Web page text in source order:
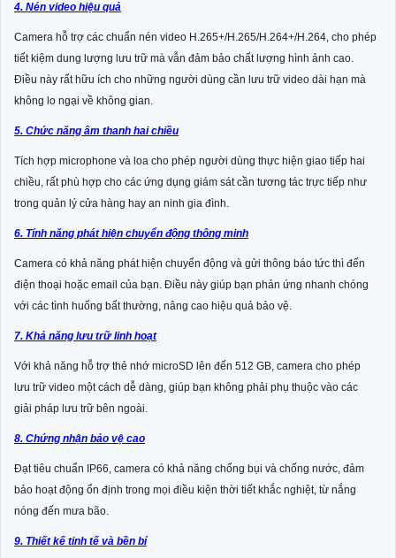
4. Nén video hiệu quả
Camera hỗ trợ các chuẩn nén video H.265+/H.265/H.264+/H.264, cho phép
tiết kiệm dung lượng lưu trữ mà vẫn đảm bảo chất lượng hình ảnh cao.
Điều này rất hữu ích cho những người dùng cần lưu trữ video dài hạn mà
không lo ngại về không gian.
5. Chức năng âm thanh hai chiều
Tích hợp microphone và loa cho phép người dùng thực hiện giao tiếp hai
chiều, rất phù hợp cho các ứng dụng giám sát cần tương tác trực tiếp như
trong quản lý cửa hàng hay an ninh gia đình.
6. Tính năng phát hiện chuyển động thông minh
Camera có khả năng phát hiện chuyển động và gửi thông báo tức thì đến
điện thoại hoặc email của bạn. Điều này giúp bạn phản ứng nhanh chóng
với các tình huống bất thường, nâng cao hiệu quả bảo vệ.
7. Khả năng lưu trữ linh hoạt
Với khả năng hỗ trợ thẻ nhớ microSD lên đến 512 GB, camera cho phép
lưu trữ video một cách dễ dàng, giúp bạn không phải phụ thuộc vào các
giải pháp lưu trữ bên ngoài.
8. Chứng nhận bảo vệ cao
Đạt tiêu chuẩn IP66, camera có khả năng chống bụi và chống nước, đảm
bảo hoạt động ổn định trong mọi điều kiện thời tiết khắc nghiệt, từ nắng
nóng đến mưa bão.
9. Thiết kế tinh tế và bền bỉ